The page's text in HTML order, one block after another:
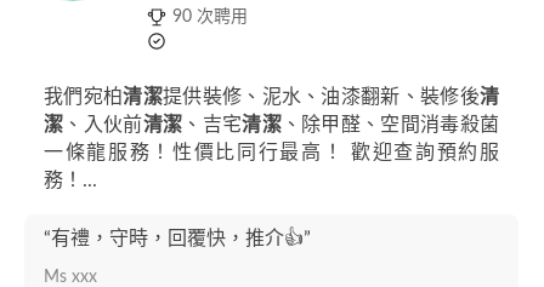
90 次聘用
我們宛柏清潔提供裝修、泥水、油漆翻新、裝修後清
潔 、入伙前清潔 、吉宅清潔、除甲醛、空間消毒殺菌
一條龍服務！性價比同行最高！ 歡迎查詢預約服
務！...
“有禮，守時，回覆快，推介👍”
Ms xxx